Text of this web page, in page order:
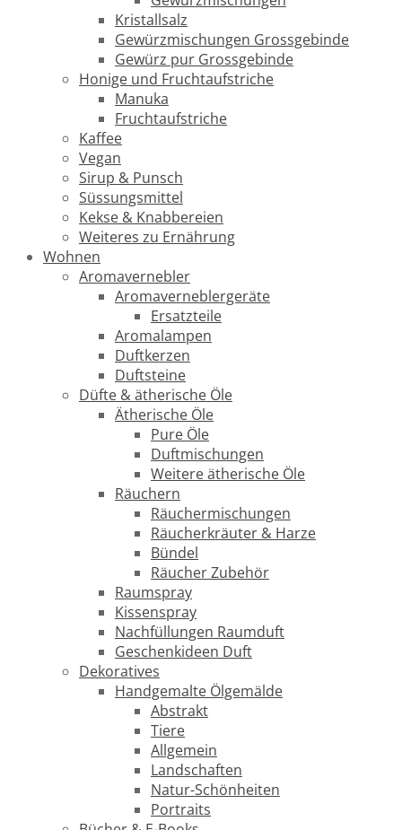
Kristallsalz
Gewürzmischungen Grossgebinde
Gewürz pur Grossgebinde
Honige und Fruchtaufstriche
Manuka
Fruchtaufstriche
Kaffee
Vegan
Sirup & Punsch
Süssungsmittel
Kekse & Knabbereien
Weiteres zu Ernährung
Wohnen
Aromavernebler
Aromaverneblergeräte
Ersatzteile
Aromalampen
Duftkerzen
Duftsteine
Düfte & ätherische Öle
Ätherische Öle
Pure Öle
Duftmischungen
Weitere ätherische Öle
Räuchern
Räuchermischungen
Räucherkräuter & Harze
Bündel
Räucher Zubehör
Raumspray
Kissenspray
Nachfüllungen Raumduft
Geschenkideen Duft
Dekoratives
Handgemalte Ölgemälde
Abstrakt
Tiere
Allgemein
Landschaften
Natur-Schönheiten
Portraits